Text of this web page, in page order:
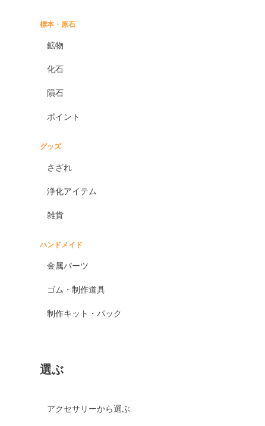
標本・原石
鉱物
化石
隕石
ポイント
グッズ
さざれ
浄化アイテム
雑貨
ハンドメイド
金属パーツ
ゴム・制作道具
制作キット・パック
選ぶ
アクセサリーから選ぶ